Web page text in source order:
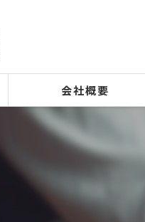
会社概要
代表挨拶
事業案内